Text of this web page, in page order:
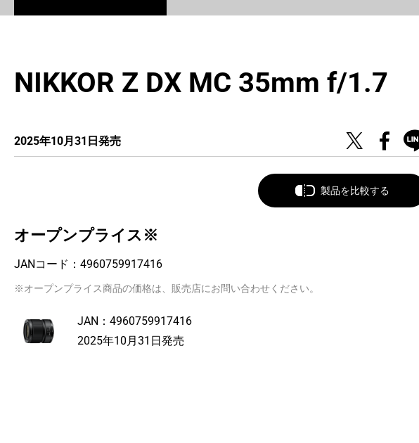
NIKKOR Z DX MC 35mm f/1.7
2025年10月31日発売
製品を比較する
オープンプライス※
JANコード： 4960759917416
※オープンプライス商品の価格は、販売店にお問い合わせください。
JAN： 4960759917416
2025年10月31日発売